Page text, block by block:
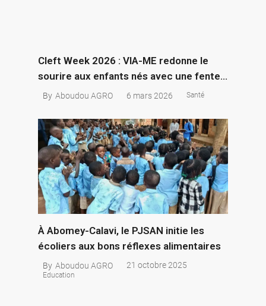
Cleft Week 2026 : VIA-ME redonne le
sourire aux enfants nés avec une fente
labio-palatine au Bénin
By Aboudou AGRO 6 mars 2026 Santé
À Abomey-Calavi, le PJSAN initie les
écoliers aux bons réflexes alimentaires
By Aboudou AGRO 21 octobre 2025
Education